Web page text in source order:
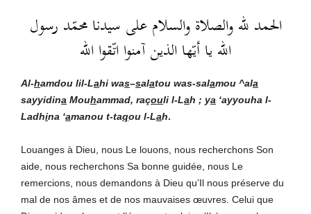
الحمد لله والصلاة والسلام على سيدنا محمّد رسول
الله يا أيّها الذين آمنوا اتّقوا الله
Al-hamdou lil-Lahi was–salatou was-salamou ^ala
sayyidina Mouhammad, raçouli l-Lah ; ya ‘ayyouha l-
Ladhina ‘amanou t-taqou l-Lah.
Louanges à Dieu, nous Le louons, nous recherchons Son
aide, nous recherchons Sa bonne guidée, nous Le
remercions, nous demandons à Dieu qu’Il nous préserve du
mal de nos âmes et de nos mauvaises œuvres. Celui que